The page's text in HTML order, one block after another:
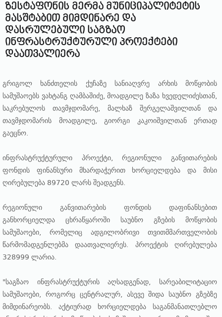
ზესტაფონის მერმა მუნიციპალიტეტის
მასშტაბით მიმდინარე და
დასრულებული საგზაო
ინფრასტრუქტურული პროექტები
დაათვალიერა
გრიგოლ ხანძთელის ქუჩაზე სანიაღვრე არხის მოწყობის
სამუშაოებს ვახტანგ ღამბაშიძე, მოადგილე ზაზა ხვედელიძესთან,
საკრებულოს თავმჯდომარე, მალხაზ შერგელაშვილთან და
თავმჯდომარის მოადგილე, გიორგი კაკოიშვილთან ერთად
გაეცნო.
ინფრასტრუქტურული პროექტი, რეგიონული განვითარების
ფონდის ფინანსური მხარდაჭერით ხორციელდება და მისი
ღირებულება 89720 ლარს შეადგენს.
რეგიონული განვითარების ფონდის დაფინანსებით
განხორციელდა ცხრაწყაროში საუბნო გზების მოწყობის
სამუშაოები, რომელიც ადგილობრივი თვითმმართველობის
წარმომადგენლებმა დაათვალიერეს. პროექტის ღირებულება
328999 ლარია.
"საგზაო ინფრასტრუქტურის აღსადგენად, სარეაბილიტაციო
სამუშაოები, როგორც ცენტრალურ, ასევე შიდა საუბნო გზებზე
მიმდინარეობს. აქტიურად ხორციელდება საგანმანათლებლო